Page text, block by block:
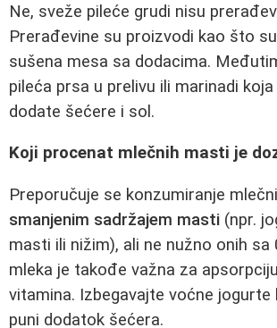
Ne, sveže pileće grudi nisu
Prerađevine su proizvodi kao što
sušena mesa sa dodacima.
pileća prsa u prelivu ili marinadi
dodate šećere i sol.
Koji procenat mlečnih masti je
Preporučuje se konzumiranje
smanjenim sadržajem masti (npr.
masti ili nižim), ali ne nužno onih sa
mleka je takođe važna za
vitamina. Izbegavajte voćne
puni dodatok šećera.